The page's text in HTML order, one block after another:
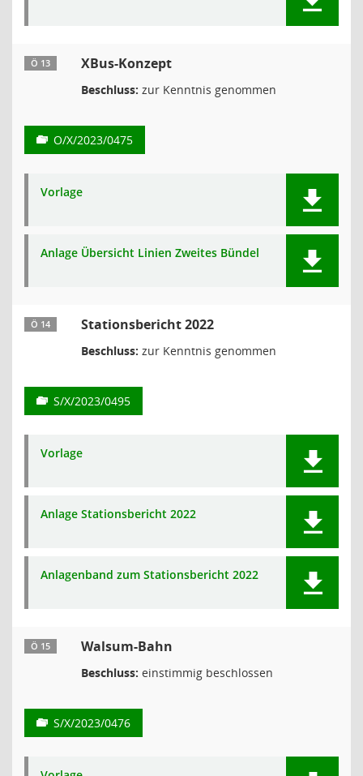
Ö 13 XBus-Konzept
Beschluss: zur Kenntnis genommen
O/X/2023/0475
Vorlage
Anlage Übersicht Linien Zweites Bündel
Ö 14 Stationsbericht 2022
Beschluss: zur Kenntnis genommen
S/X/2023/0495
Vorlage
Anlage Stationsbericht 2022
Anlagenband zum Stationsbericht 2022
Ö 15 Walsum-Bahn
Beschluss: einstimmig beschlossen
S/X/2023/0476